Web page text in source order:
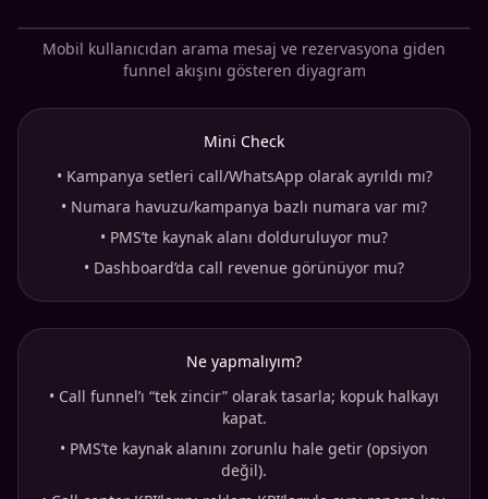
Mobil kullanıcıdan arama mesaj ve rezervasyona giden
funnel akışını gösteren diyagram
Mini Check
• Kampanya setleri call/WhatsApp olarak ayrıldı mı?
• Numara havuzu/kampanya bazlı numara var mı?
• PMS’te kaynak alanı dolduruluyor mu?
• Dashboard’da call revenue görünüyor mu?
Ne yapmalıyım?
• Call funnel’ı “tek zincir” olarak tasarla; kopuk halkayı
kapat.
• PMS’te kaynak alanını zorunlu hale getir (opsiyon
değil).